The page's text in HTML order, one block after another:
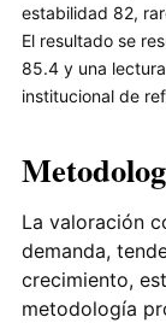
estabilidad 82,
El resultado se
85.4 y una
institucional de
La valoración
demanda,
crecimiento,
metodología